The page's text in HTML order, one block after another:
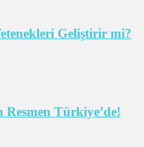
Geliştirir mi?
Türkiye’de!